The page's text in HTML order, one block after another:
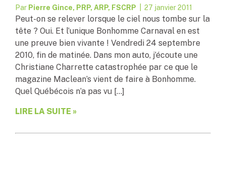
Par Pierre Gince, PRP, ARP, FSCRP | 27 janvier 2011
Peut-on se relever lorsque le ciel nous tombe sur la
tête ? Oui. Et l’unique Bonhomme Carnaval en est
une preuve bien vivante ! Vendredi 24 septembre
2010, fin de matinée. Dans mon auto, j’écoute une
Christiane Charrette catastrophée par ce que le
magazine Maclean’s vient de faire à Bonhomme.
Quel Québécois n’a pas vu […]
LIRE LA SUITE »